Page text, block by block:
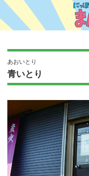
あおいとり
青いとり